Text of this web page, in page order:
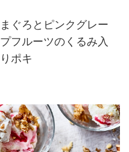
まぐろとピンクグレー
プフルーツのくるみ入
りポキ